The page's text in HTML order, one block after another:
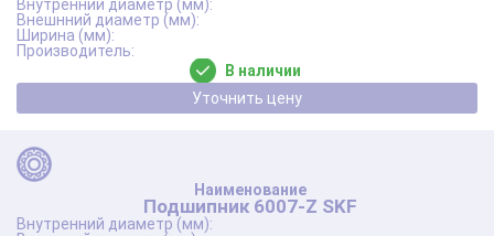
В наличии
Уточнить цену
Подшипник 6007-Z SKF